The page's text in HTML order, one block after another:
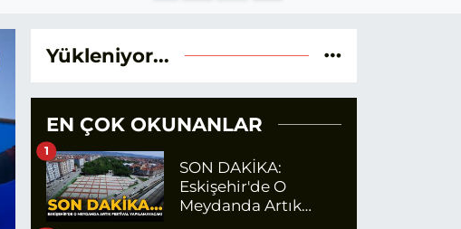
Yükleniyor...
EN ÇOK OKUNANLAR
SON DAKİKA:
Eskişehir'de O
Meydanda Artık
1